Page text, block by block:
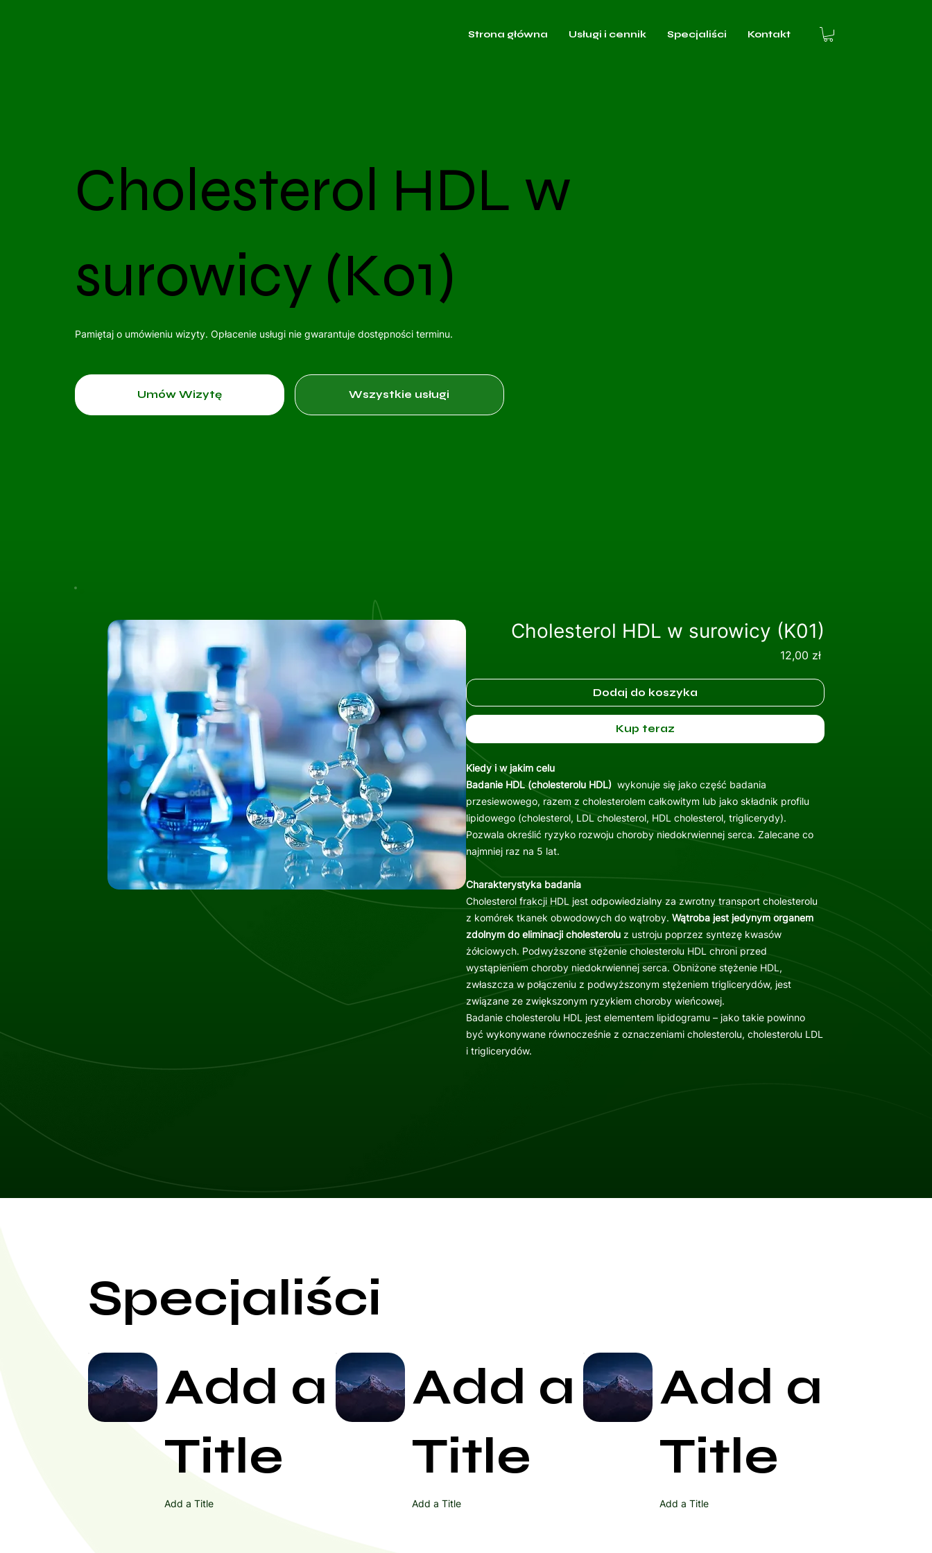
Strona główna Usługi i cennik Specjaliści Kontakt
Cholesterol HDL w
surowicy (K01)
Pamiętaj o umówieniu wizyty. Opłacenie usługi nie gwarantuje dostępności terminu.
Umów Wizytę Wszystkie usługi
Cholesterol HDL w surowicy (K01)
12,00 złCena
Dodaj do koszyka
Kup teraz
Kiedy i w jakim celu
Badanie HDL (cholesterolu HDL) wykonuje się jako część badania
przesiewowego, razem z cholesterolem całkowitym lub jako składnik profilu
lipidowego (cholesterol, LDL cholesterol, HDL cholesterol, triglicerydy).
Pozwala określić ryzyko rozwoju choroby niedokrwiennej serca. Zalecane co
najmniej raz na 5 lat.
Charakterystyka badania
Cholesterol frakcji HDL jest odpowiedzialny za zwrotny transport cholesterolu
z komórek tkanek obwodowych do wątroby. Wątroba jest jedynym organem
zdolnym do eliminacji cholesterolu z ustroju poprzez syntezę kwasów
żółciowych. Podwyższone stężenie cholesterolu HDL chroni przed
wystąpieniem choroby niedokrwiennej serca. Obniżone stężenie HDL,
zwłaszcza w połączeniu z podwyższonym stężeniem triglicerydów, jest
związane ze zwiększonym ryzykiem choroby wieńcowej.
Badanie cholesterolu HDL jest elementem lipidogramu – jako takie powinno
być wykonywane równocześnie z oznaczeniami cholesterolu, cholesterolu LDL
i triglicerydów.
Specjaliści
Add a
Title
Add a Title
Add a
Title
Add a Title
Add a
Title
Add a Title